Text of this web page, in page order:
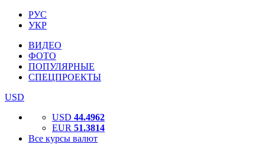
РУС
УКР
ВИДЕО
ФОТО
ПОПУЛЯРНЫЕ
СПЕЦПРОЕКТЫ
USD
USD 44.4962
EUR 51.3814
Все курсы валют